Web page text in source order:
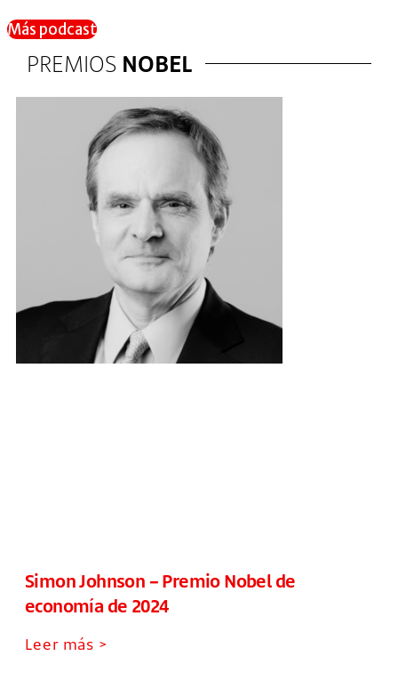
Más podcast
PREMIOS NOBEL
Simon Johnson – Premio Nobel de
economía de 2024
Leer más >